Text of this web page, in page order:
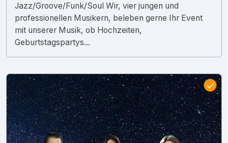
Jazz/Groove/Funk/Soul Wir, vier jungen und
professionellen Musikern, beleben gerne Ihr Event
mit unserer Musik, ob Hochzeiten,
Geburtstagspartys...